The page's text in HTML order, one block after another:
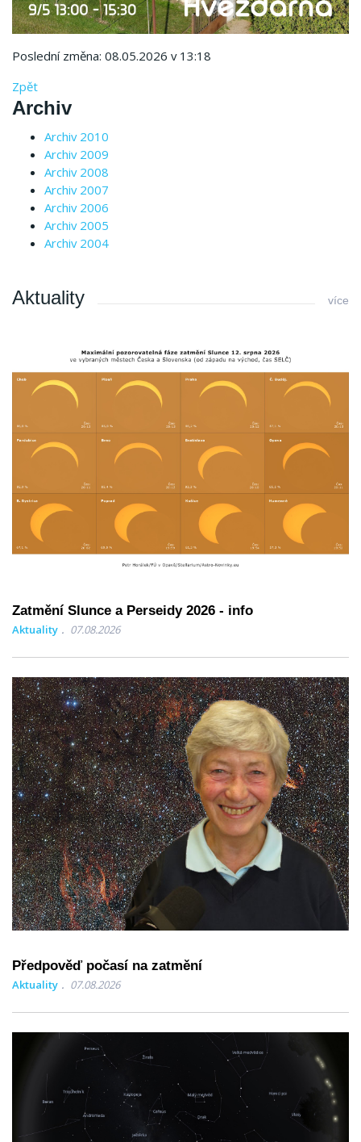
Poslední změna: 08.05.2026 v 13:18
Zpět
Archiv
Archiv 2010
Archiv 2009
Archiv 2008
Archiv 2007
Archiv 2006
Archiv 2005
Archiv 2004
Aktuality více
Zatmění Slunce a Perseidy 2026 - info
Aktuality 07.08.2026
Předpověď počasí na zatmění
Aktuality 07.08.2026